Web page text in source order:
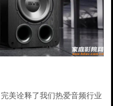
完美诠释了我们热爱音频行业